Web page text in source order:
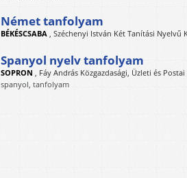
Német tanfolyam
BÉKÉSCSABA , Széchenyi István Két Tanítási Nyelvű
Spanyol nyelv tanfolyam
SOPRON , Fáy András Közgazdasági, Üzleti és
spanyol, tanfolyam